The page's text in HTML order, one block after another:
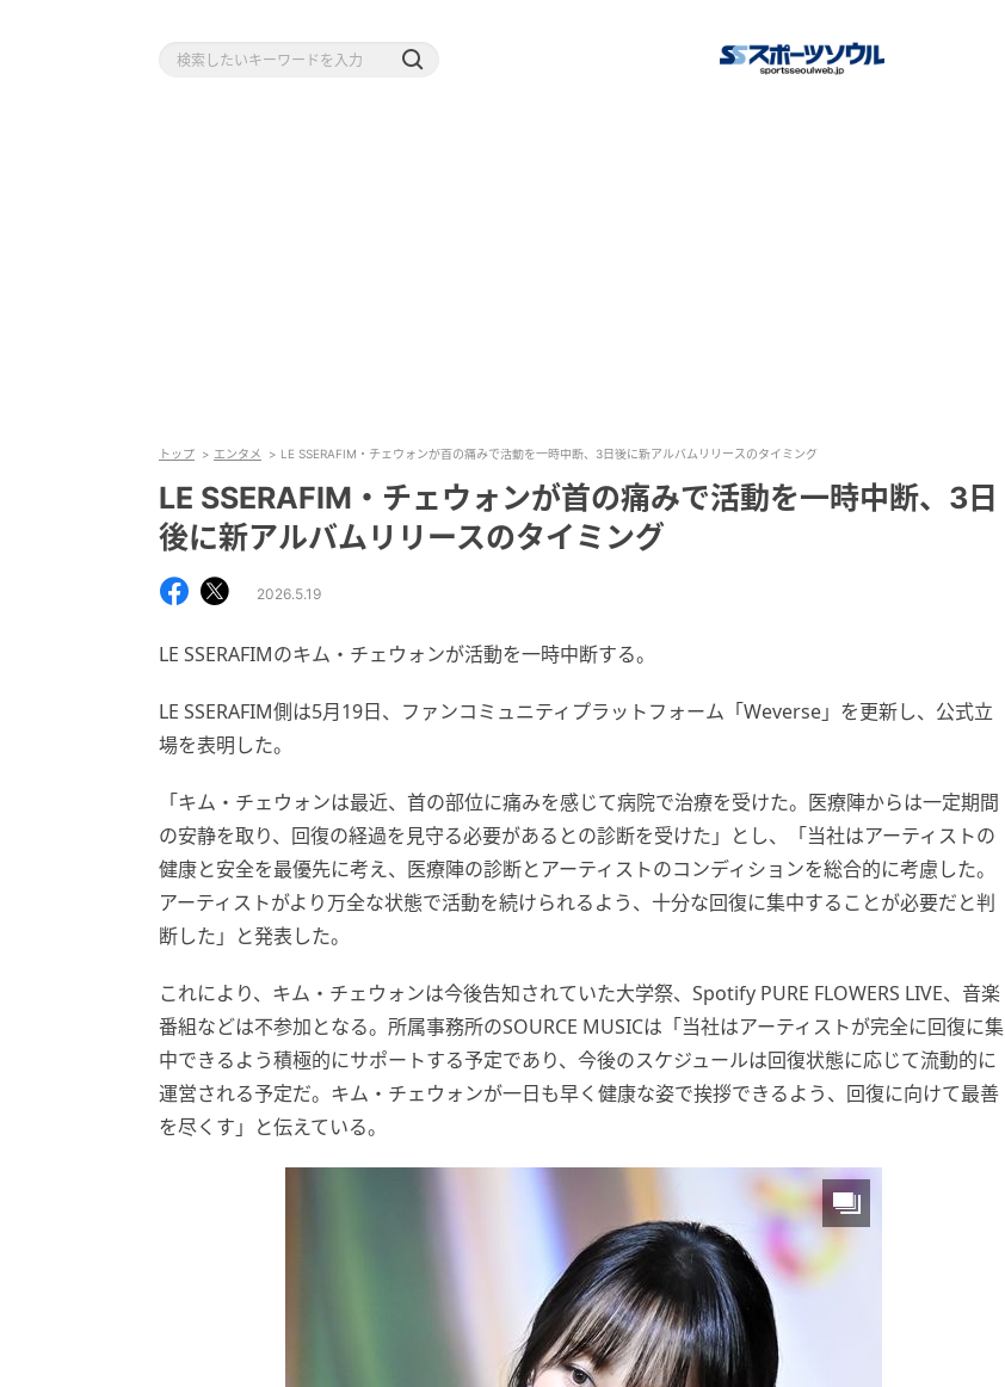
トップ エンタメ LE SSERAFIM・チェウォンが首の痛みで活動を一時中断、3日後に新アルバムリリースのタイミング
LE SSERAFIM・チェウォンが首の痛みで活動を一時中断、3日
後に新アルバムリリースのタイミング
2026.5.19
LE SSERAFIMのキム・チェウォンが活動を一時中断する。
LE SSERAFIM側は5月19日、ファンコミュニティプラットフォーム「Weverse」を更新し、公式立
場を表明した。
「キム・チェウォンは最近、首の部位に痛みを感じて病院で治療を受けた。医療陣からは一定期間
の安静を取り、回復の経過を見守る必要があるとの診断を受けた」とし、「当社はアーティストの
健康と安全を最優先に考え、医療陣の診断とアーティストのコンディションを総合的に考慮した。
アーティストがより万全な状態で活動を続けられるよう、十分な回復に集中することが必要だと判
断した」と発表した。
これにより、キム・チェウォンは今後告知されていた大学祭、Spotify PURE FLOWERS LIVE、音楽
番組などは不参加となる。所属事務所のSOURCE MUSICは「当社はアーティストが完全に回復に集
中できるよう積極的にサポートする予定であり、今後のスケジュールは回復状態に応じて流動的に
運営される予定だ。キム・チェウォンが一日も早く健康な姿で挨拶できるよう、回復に向けて最善
を尽くす」と伝えている。